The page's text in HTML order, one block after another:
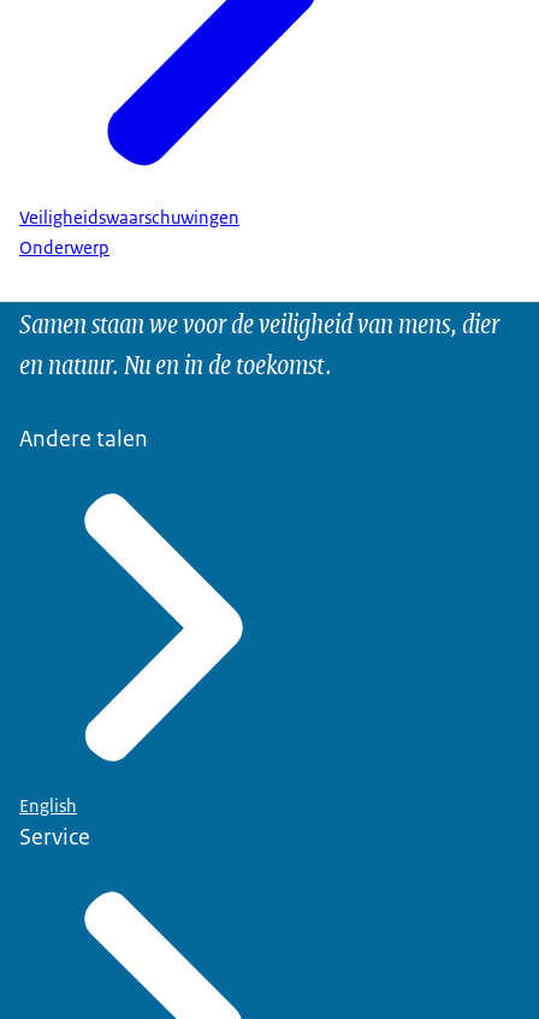
Veiligheidswaarschuwingen
Onderwerp
Samen staan we voor de veiligheid van mens, dier
en natuur. Nu en in de toekomst.
Andere talen
English
Service